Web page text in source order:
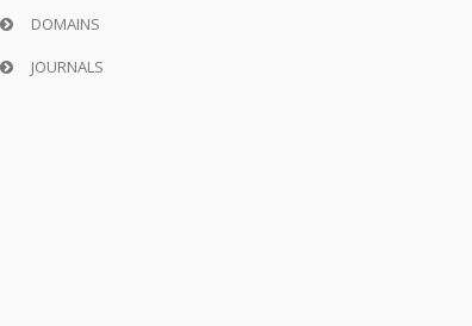
DOMAINS
JOURNALS